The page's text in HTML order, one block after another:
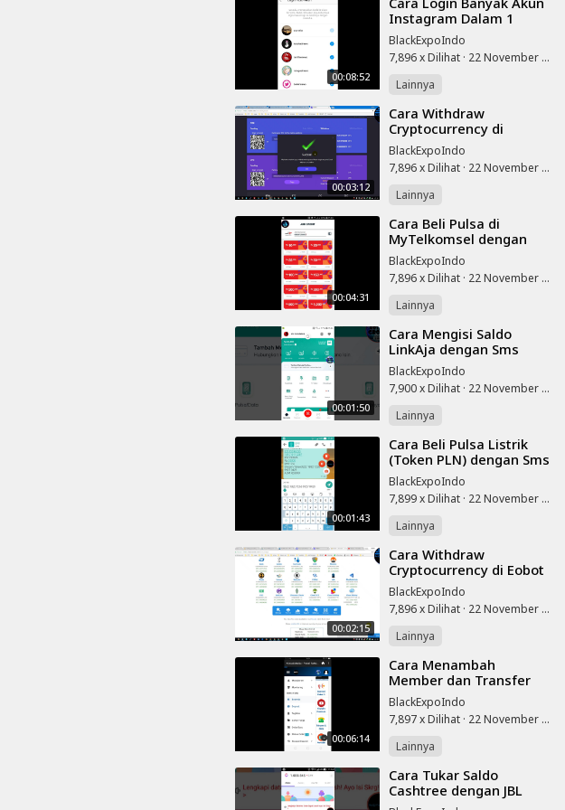
00:08:52
Instagram Dalam 1
Aplikasi
BlackExpoIndo
7,896 x Dilihat · 22 November 2025
Lainnya
00:03:12
⁣Cara Withdraw
Cryptocurrency di
OXBTC Cloud Mining
BlackExpoIndo
7,896 x Dilihat · 22 November 2025
Lainnya
00:04:31
⁣Cara Beli Pulsa di
MyTelkomsel dengan
GoPay PayLater
BlackExpoIndo
7,896 x Dilihat · 22 November 2025
Lainnya
00:01:50
⁣Cara Mengisi Saldo
LinkAja dengan Sms
Banking BNI
BlackExpoIndo
7,900 x Dilihat · 22 November 2025
Lainnya
00:01:43
⁣Cara Beli Pulsa Listrik
(Token PLN) dengan Sms
Banking BNI
BlackExpoIndo
7,899 x Dilihat · 22 November 2025
Lainnya
00:02:15
⁣Cara Withdraw
Cryptocurrency di Eobot
Cloud Mining
BlackExpoIndo
7,896 x Dilihat · 22 November 2025
Lainnya
00:06:14
⁣Cara Menambah
Member dan Transfer
Saldo Akun KM Panel
BlackExpoIndo
7,897 x Dilihat · 22 November 2025
Lainnya
⁣Cara Tukar Saldo
Cashtree dengan JBL
Bluetooth Speaker